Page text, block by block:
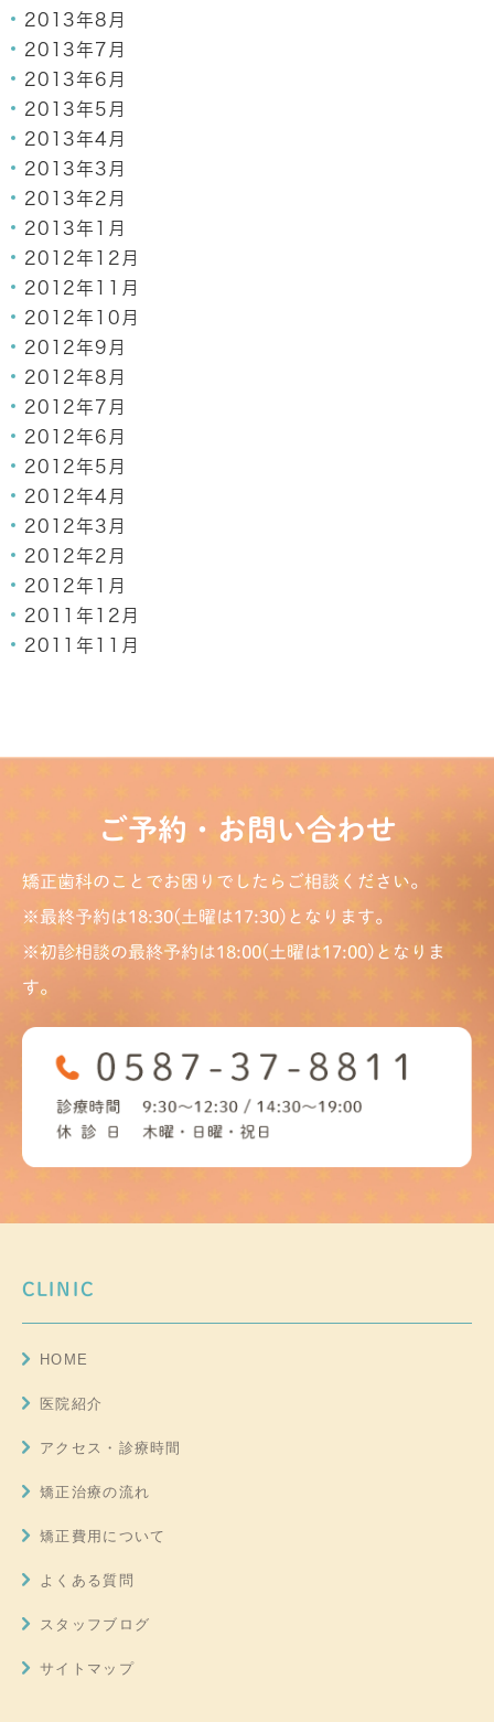
2013年8月
2013年7月
2013年6月
2013年5月
2013年4月
2013年3月
2013年2月
2013年1月
2012年12月
2012年11月
2012年10月
2012年9月
2012年8月
2012年7月
2012年6月
2012年5月
2012年4月
2012年3月
2012年2月
2012年1月
2011年12月
2011年11月
ご予約・お問い合わせ
矯正歯科のことでお困りでしたらご相談ください。
※最終予約は18:30(土曜は17:30)となります。
※初診相談の最終予約は18:00(土曜は17:00)となりま
す。
CLINIC
HOME
医院紹介
アクセス・診療時間
矯正治療の流れ
矯正費用について
よくある質問
スタッフブログ
サイトマップ